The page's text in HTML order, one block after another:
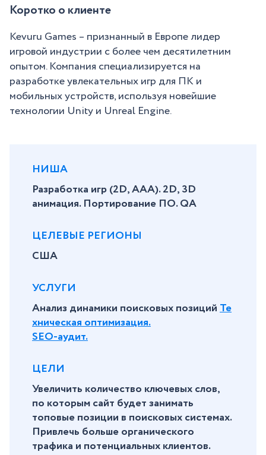
Коротко о клиенте
Kevuru Games – признанный в Европе лидер
игровой индустрии с более чем десятилетним
опытом. Компания специализируется на
разработке увлекательных игр для ПК и
мобильных устройств, используя новейшие
технологии Unity и Unreal Engine.
НИША
Разработка игр (2D, AAA). 2D, 3D
анимация. Портирование ПО. QA
ЦЕЛЕВЫЕ РЕГИОНЫ
США
УСЛУГИ
Анализ динамики поисковых позицийТе
хническая оптимизация.
SEO-аудит.
ЦЕЛИ
Увеличить количество ключевых слов,
по которым сайт будет занимать
топовые позиции в поисковых системах.
Привлечь больше органического
трафика и потенциальных клиентов.